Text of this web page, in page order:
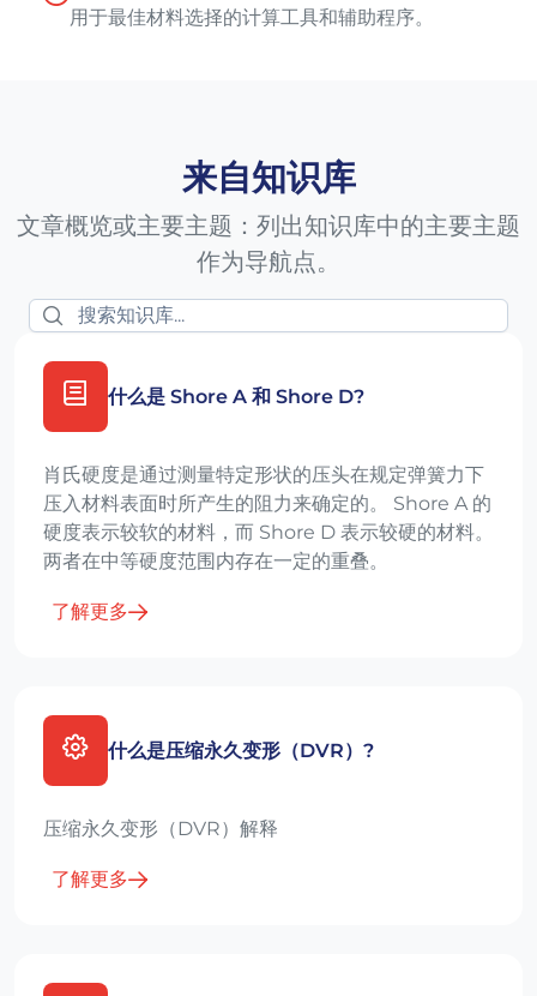
用于最佳材料选择的计算工具和辅助程序。
来自知识库
文章概览或主要主题：列出知识库中的主要主题
作为导航点。
什么是 Shore A 和 Shore D?
肖氏硬度是通过测量特定形状的压头在规定弹簧力下
压入材料表面时所产生的阻力来确定的。 Shore A 的
硬度表示较软的材料，而 Shore D 表示较硬的材料。
两者在中等硬度范围内存在一定的重叠。
了解更多
什么是压缩永久变形（DVR）?
压缩永久变形（DVR）解释
了解更多